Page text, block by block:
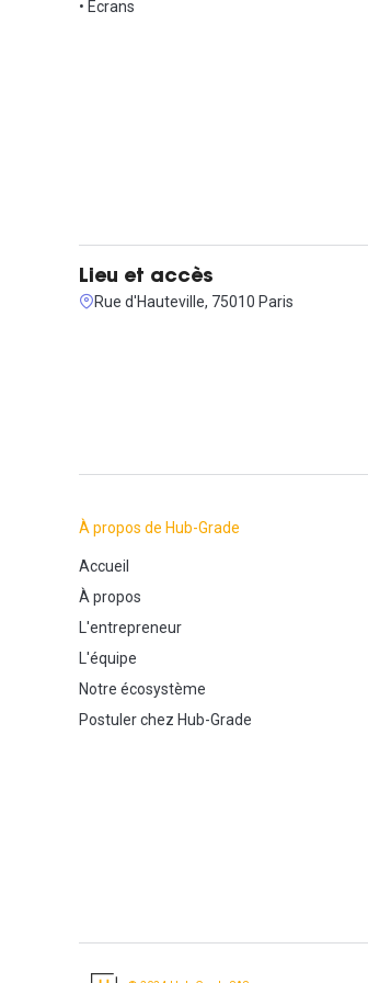
• Ecrans
Lieu et accès
Rue d'Hauteville, 75010 Paris
À propos de Hub-Grade
Accueil
À propos
L'entrepreneur
L'équipe
Notre écosystème
Postuler chez Hub-Grade